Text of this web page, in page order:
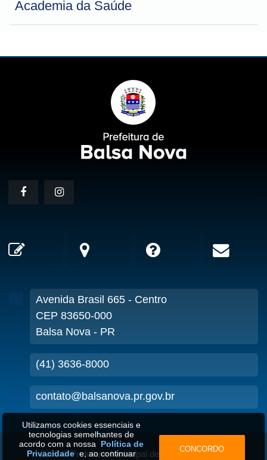
Academia da Saúde
Avenida Brasil 665 - Centro
CEP 83650-000
Balsa Nova - PR
(41) 3636-8000
contato@balsanova.pr.gov.br
2026 ©Prefeitura Municipal de Balsa Nova-PR
Utilizamos cookies essenciais e
tecnologias semelhantes de
acordo com a nossa Política de
Privacidadee, ao continuar
CONCORDO